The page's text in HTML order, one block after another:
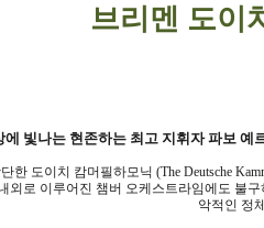
브리멘 도이
에 빛나는 현존하는 최고 지휘자 파보 예
한 도이치 캄머필하모닉(The Deutsche
외로 이루어진 챔버 오케스트라임에도 불
악적인 정